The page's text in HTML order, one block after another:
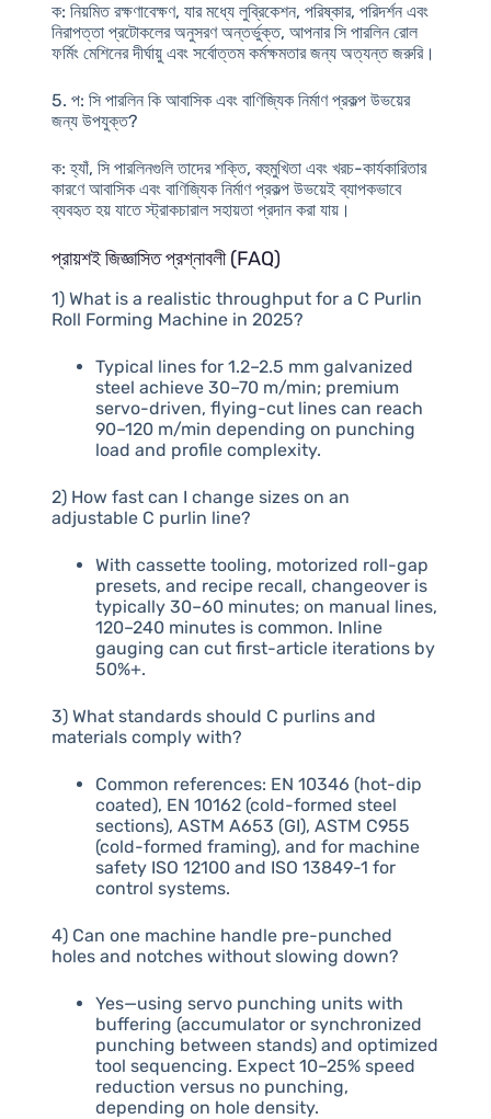
ক: নিয়মিত রক্ষণাবেক্ষণ, যার মধ্যে লুব্রিকেশন, পরিষ্কার, পরিদর্শন এবং
নিরাপত্তা প্রটোকলের অনুসরণ অন্তর্ভুক্ত, আপনার সি পারলিন রোল
ফর্মিং মেশিনের দীর্ঘায়ু এবং সর্বোত্তম কর্মক্ষমতার জন্য অত্যন্ত জরুরি।
5. প: সি পারলিন কি আবাসিক এবং বাণিজ্যিক নির্মাণ প্রকল্প উভয়ের
জন্য উপযুক্ত?
ক: হ্যাঁ, সি পারলিনগুলি তাদের শক্তি, বহুমুখিতা এবং খরচ-কার্যকারিতার
কারণে আবাসিক এবং বাণিজ্যিক নির্মাণ প্রকল্প উভয়েই ব্যাপকভাবে
ব্যবহৃত হয় যাতে স্ট্রাকচারাল সহায়তা প্রদান করা যায়।
প্রায়শই জিজ্ঞাসিত প্রশ্নাবলী (FAQ)
1) What is a realistic throughput for a C Purlin
Roll Forming Machine in 2025?
Typical lines for 1.2–2.5 mm galvanized
steel achieve 30–70 m/min; premium
servo-driven, flying-cut lines can reach
90–120 m/min depending on punching
load and profile complexity.
2) How fast can I change sizes on an
adjustable C purlin line?
With cassette tooling, motorized roll-gap
presets, and recipe recall, changeover is
typically 30–60 minutes; on manual lines,
120–240 minutes is common. Inline
gauging can cut first-article iterations by
50%+.
3) What standards should C purlins and
materials comply with?
Common references: EN 10346 (hot-dip
coated), EN 10162 (cold-formed steel
sections), ASTM A653 (GI), ASTM C955
(cold-formed framing), and for machine
safety ISO 12100 and ISO 13849-1 for
control systems.
4) Can one machine handle pre-punched
holes and notches without slowing down?
Yes—using servo punching units with
buffering (accumulator or synchronized
punching between stands) and optimized
tool sequencing. Expect 10–25% speed
reduction versus no punching,
depending on hole density.